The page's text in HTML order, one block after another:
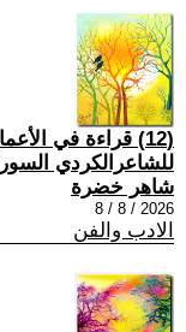
(12) قراءة في
للشاعرالكردي
شاهر خضرة
2026 / 8 / 8
الادب والفن